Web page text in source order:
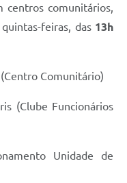
comunitários,
feiras, das 13h
Comunitário)
(Clube Funcionários
Unidade de